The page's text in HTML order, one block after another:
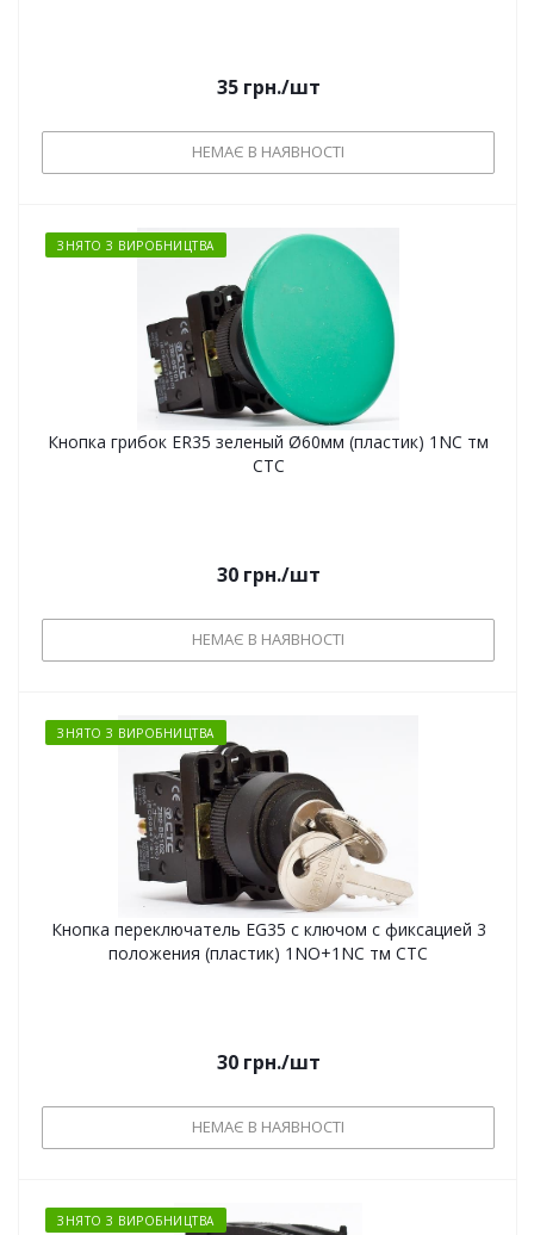
35грн./шт
НЕМАЄ В НАЯВНОСТІ
ЗНЯТО З ВИРОБНИЦТВА
Кнопка грибок ER35 зеленый Ø60мм (пластик) 1NC тм
СТС
30грн./шт
НЕМАЄ В НАЯВНОСТІ
ЗНЯТО З ВИРОБНИЦТВА
Кнопка переключатель EG35 с ключом с фиксацией 3
положения (пластик) 1NO+1NC тм СТС
30грн./шт
НЕМАЄ В НАЯВНОСТІ
ЗНЯТО З ВИРОБНИЦТВА